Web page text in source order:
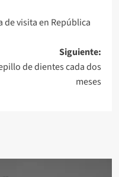
de visita en República
Siguiente:
de dientes cada dos
meses